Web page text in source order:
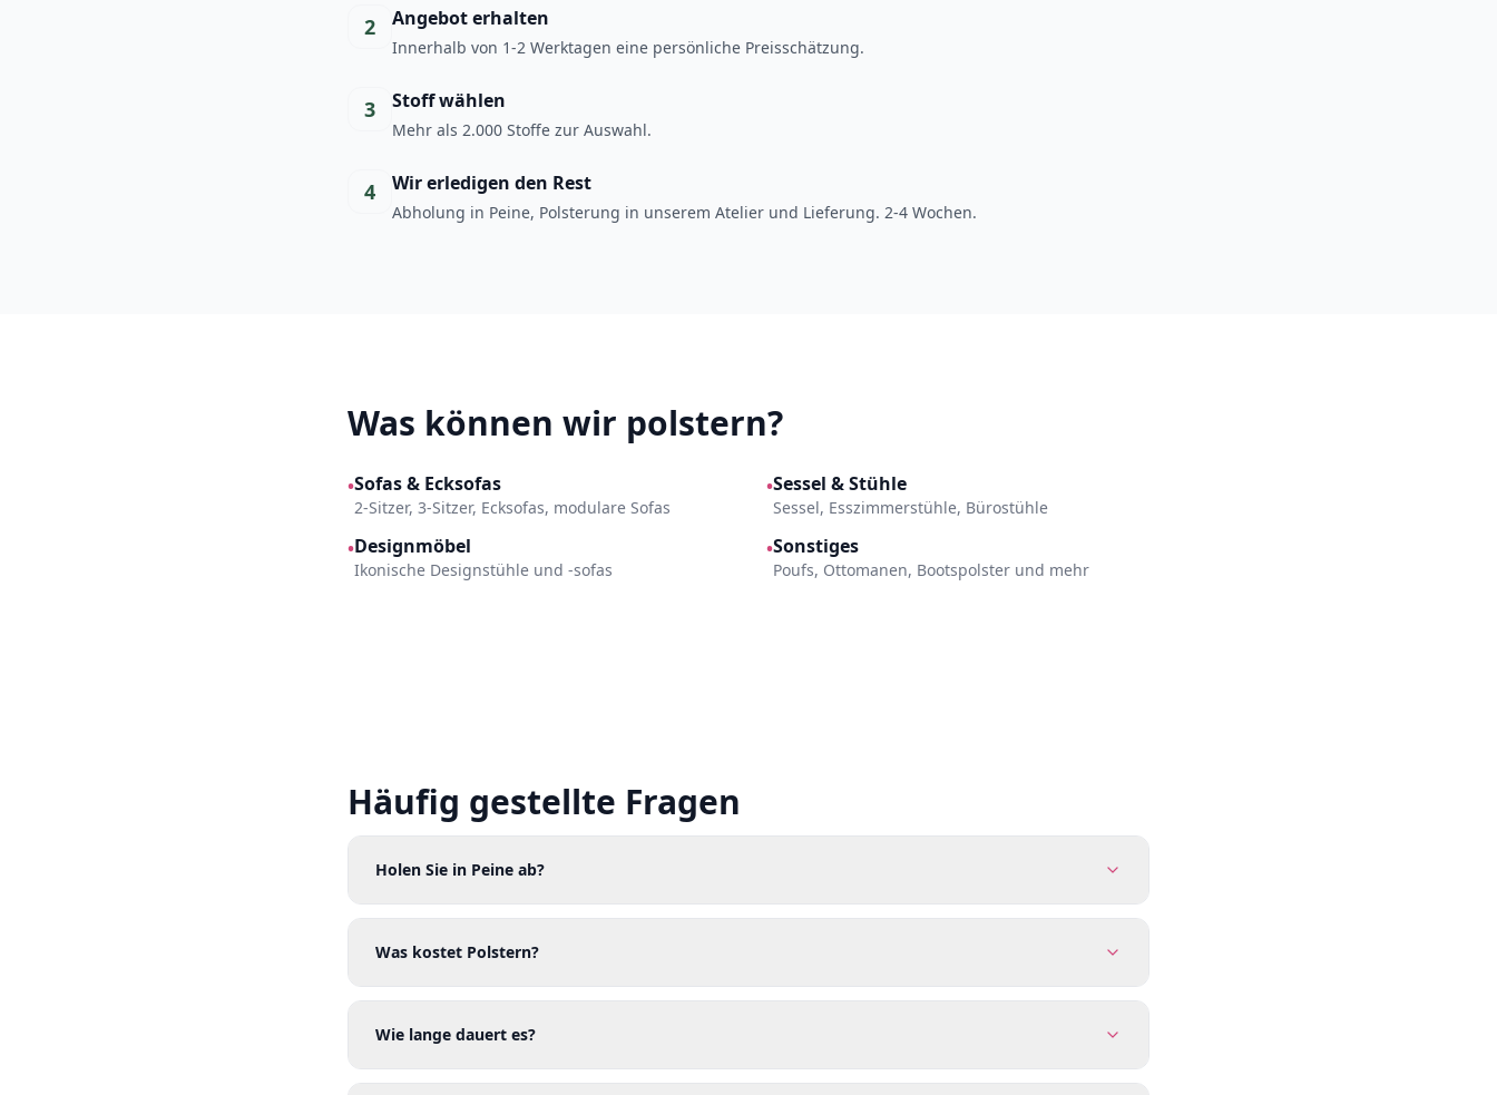
2 Angebot erhalten
Innerhalb von 1-2 Werktagen eine persönliche Preisschätzung.
3 Stoff wählen
Mehr als 2.000 Stoffe zur Auswahl.
4 Wir erledigen den Rest
Abholung in Peine, Polsterung in unserem Atelier und Lieferung. 2-4 Wochen.
Was können wir polstern?
•Sofas & Ecksofas
2-Sitzer, 3-Sitzer, Ecksofas, modulare Sofas
•Sessel & Stühle
Sessel, Esszimmerstühle, Bürostühle
•Designmöbel
Ikonische Designstühle und -sofas
•Sonstiges
Poufs, Ottomanen, Bootspolster und mehr
Häufig gestellte Fragen
Holen Sie in Peine ab?
Was kostet Polstern?
Wie lange dauert es?